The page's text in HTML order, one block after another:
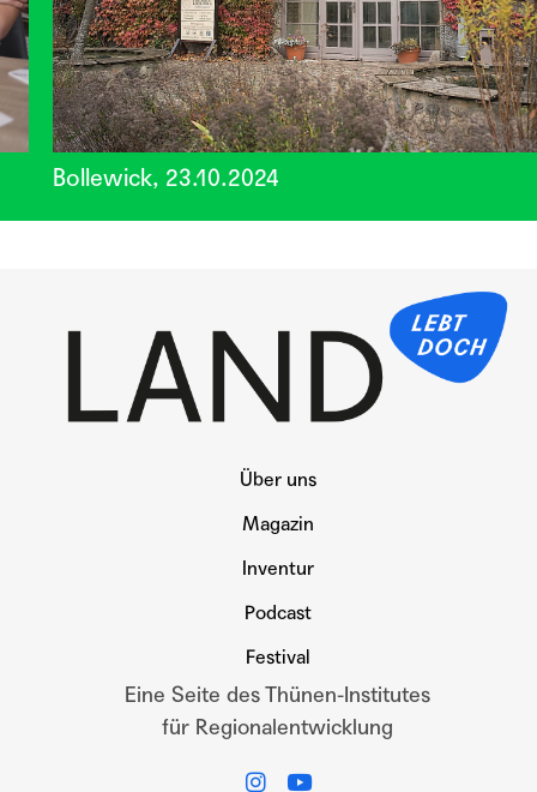
Bollewick, 23.10.2024
Über uns
Magazin
Inventur
Podcast
Festival
Eine Seite des Thünen-Institutes
für Regionalentwicklung